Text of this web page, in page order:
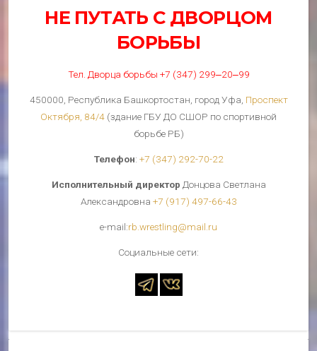
НЕ ПУТАТЬ С ДВОРЦОМ
БОРЬБЫ
Тел. Дворца борьбы +7 (347) 299‒20‒99
450000, Республика Башкортостан, город Уфа, Проспект
Октября, 84/4 (здание ГБУ ДО СШОР по спортивной
борьбе РБ)
Телефон: +7 (347) 292-70-22
Исполнительный директор Донцова Светлана
Александровна +7 (917) 497-66-43
е-mail:rb.wrestling@mail.ru
Cоциальные сети: